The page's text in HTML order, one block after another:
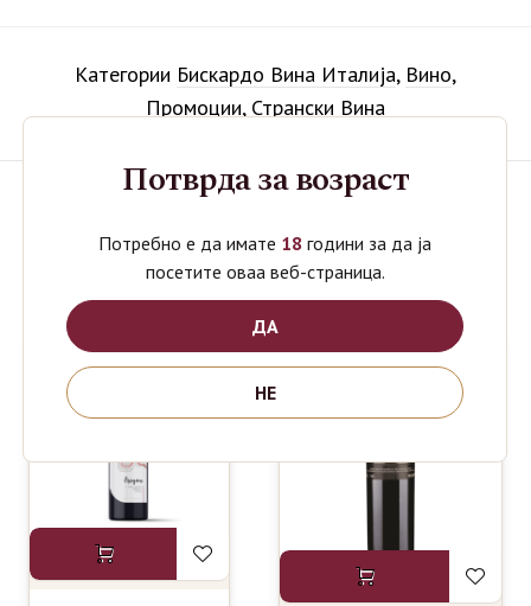
Категории Бискардо Вина Италија, Вино,
Промоции, Странски Вина
Поврзани производи
Потврда за возраст
Потребно е да имате 18 години за да ја
посетите оваа веб-страница.
ДА
НЕ